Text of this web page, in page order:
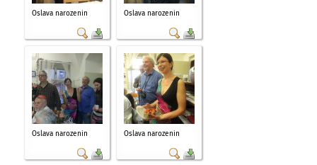
Oslava narozenin Oslava narozenin
Oslava narozenin Oslava narozenin